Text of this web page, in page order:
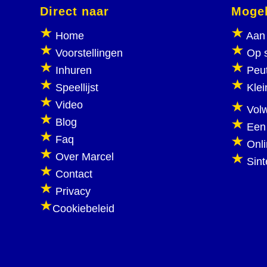
Direct naar
Home
Voorstellingen
Inhuren
Speellijst
Video
Blog
Faq
Over Marcel
Contact
Privacy
Cookiebeleid
Op